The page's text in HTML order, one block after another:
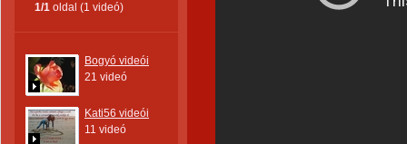
1/1 oldal (1 videó)
Bogyó videói
21 videó
Kati56 videói
11 videó